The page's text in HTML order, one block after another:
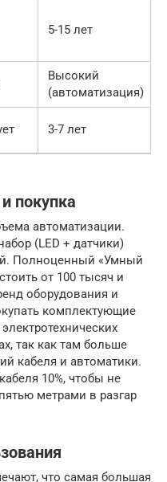
5-15 лет
Высокий
(автоматизация)
3-7 лет
покупка
автоматизации.
(LED + датчики)
Полноценный «Умный
от 100 тысяч и
оборудования и
комплектующие
так как там больше
кабеля и автоматики.
10%, чтобы не
метрами в разгар
что самая большая